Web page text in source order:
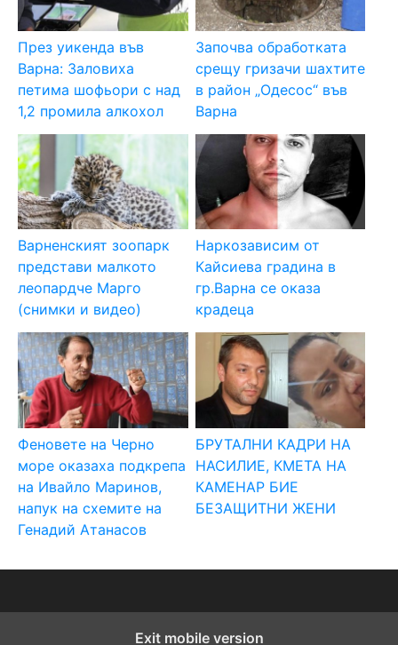
През уикенда във
Варна: Заловиха
петима шофьори с над
1,2 промила алкохол
Започва обработката
срещу гризачи шахтите
в район „Одесос“ във
Варна
Варненският зоопарк
представи малкото
леопардче Марго
(снимки и видео)
Наркозависим от
Кайсиева градина в
гр.Варна се оказа
крадеца
Феновете на Черно
море оказаха подкрепа
на Ивайло Маринов,
напук на схемите на
Генадий Атанасов
БРУТАЛНИ КАДРИ НА
НАСИЛИЕ, КМЕТА НА
КАМЕНАР БИЕ
БЕЗАЩИТНИ ЖЕНИ
Exit mobile version